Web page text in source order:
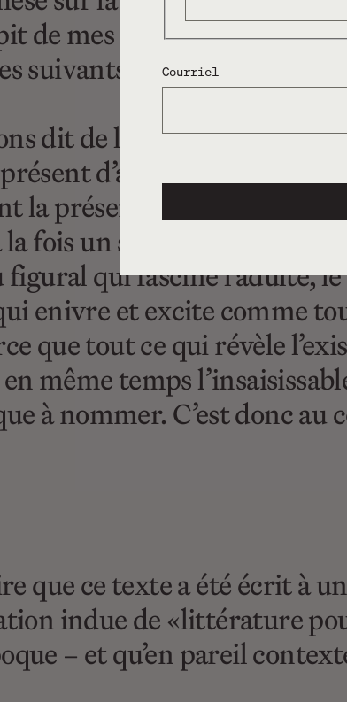
de mes réserves, j’ai été
suivants :
dit de la BD qu’elle
d’affirmer que ce
la présence, avec l’image,
la fois un sentiment
figural qui fascine l’adulte,
enivre et excite comme
que tout ce qui révèle
même temps
à nommer. C’est donc
que ce texte a été écrit à
indue de «littérature
– et qu’en pareil
Courriel